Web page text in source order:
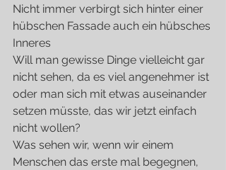
Nicht immer verbirgt sich hinter einer
hübschen Fassade auch ein hübsches
Inneres
Will man gewisse Dinge vielleicht gar
nicht sehen, da es viel angenehmer ist
oder man sich mit etwas auseinander
setzen müsste, das wir jetzt einfach
nicht wollen?
Was sehen wir, wenn wir einem
Menschen das erste mal begegnen,